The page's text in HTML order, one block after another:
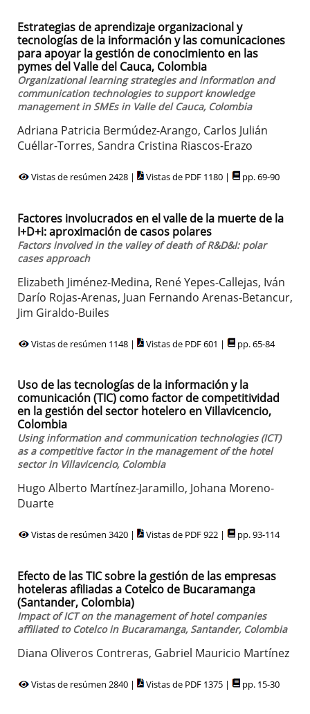
Estrategias de aprendizaje organizacional y
tecnologías de la información y las comunicaciones
para apoyar la gestión de conocimiento en las
pymes del Valle del Cauca, Colombia
Organizational learning strategies and information and
communication technologies to support knowledge
management in SMEs in Valle del Cauca, Colombia
Adriana Patricia Bermúdez-Arango, Carlos Julián
Cuéllar-Torres, Sandra Cristina Riascos-Erazo
Vistas de resúmen 2428 | Vistas de PDF 1180 | pp. 69-90
Factores involucrados en el valle de la muerte de la
I+D+i: aproximación de casos polares
Factors involved in the valley of death of R&D&I: polar
cases approach
Elizabeth Jiménez-Medina, René Yepes-Callejas, Iván
Darío Rojas-Arenas, Juan Fernando Arenas-Betancur,
Jim Giraldo-Builes
Vistas de resúmen 1148 | Vistas de PDF 601 | pp. 65-84
Uso de las tecnologías de la información y la
comunicación (TIC) como factor de competitividad
en la gestión del sector hotelero en Villavicencio,
Colombia
Using information and communication technologies (ICT)
as a competitive factor in the management of the hotel
sector in Villavicencio, Colombia
Hugo Alberto Martínez-Jaramillo, Johana Moreno-
Duarte
Vistas de resúmen 3420 | Vistas de PDF 922 | pp. 93-114
Efecto de las TIC sobre la gestión de las empresas
hoteleras afiliadas a Cotelco de Bucaramanga
(Santander, Colombia)
Impact of ICT on the management of hotel companies
affiliated to Cotelco in Bucaramanga, Santander, Colombia
Diana Oliveros Contreras, Gabriel Mauricio Martínez
Vistas de resúmen 2840 | Vistas de PDF 1375 | pp. 15-30